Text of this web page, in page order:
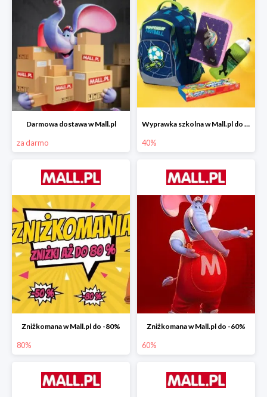
Darmowa dostawa w Mall.pl
za darmo
Wyprawka szkolna w Mall.pl do -40%
40%
Zniżkomana w Mall.pl do -80%
80%
Zniżkomana w Mall.pl do -60%
60%